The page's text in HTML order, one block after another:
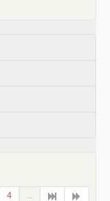
4